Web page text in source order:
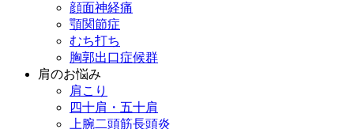
顔面神経痛
顎関節症
むち打ち
胸郭出口症候群
肩のお悩み
肩こり
四十肩・五十肩
上腕二頭筋長頭炎